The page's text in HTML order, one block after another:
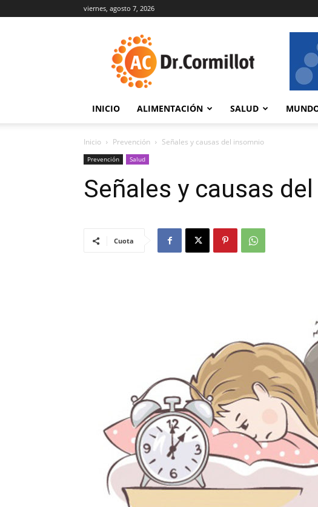
viernes, agosto 7, 2026
INICIO ALIMENTACIÓN SALUD
Inicio Prevención Señales y causas del insomnio
Prevención Salud
Señales y causas
Cuota